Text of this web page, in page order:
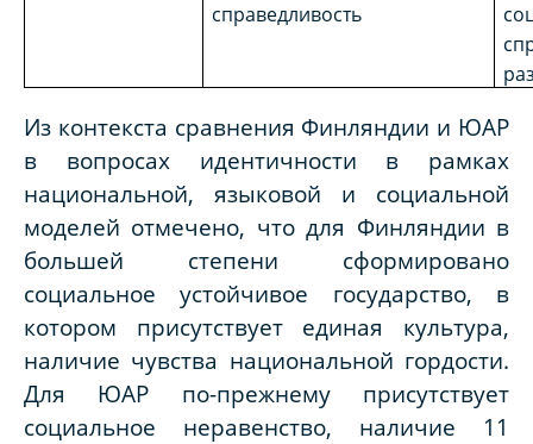
справедливость
Из контекста сравнения Финляндии и ЮАР
в вопросах идентичности в рамках
национальной, языковой и социальной
моделей отмечено, что для Финляндии в
большей степени сформировано
социальное устойчивое государство, в
котором присутствует единая культура,
наличие чувства национальной гордости.
Для ЮАР по-прежнему присутствует
социальное неравенство, наличие 11